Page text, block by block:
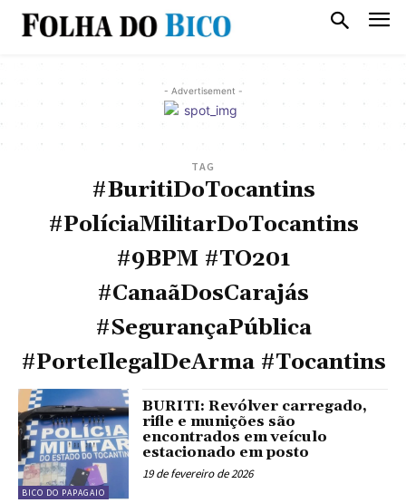
- Advertisement -
TAG
#BuritiDoTocantins
#PolíciaMilitarDoTocantins
#9BPM #TO201
#CanaãDosCarajás
#SegurançaPública
#PorteIlegalDeArma #Tocantins
BICO DO PAPAGAIO
BURITI: Revólver carregado,
rifle e munições são
encontrados em veículo
estacionado em posto
19 de fevereiro de 2026